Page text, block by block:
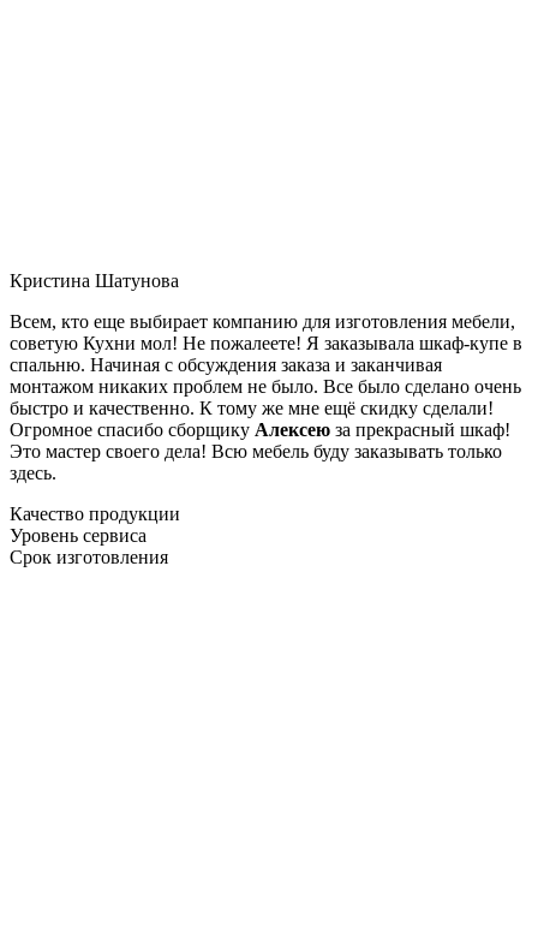
Кристина Шатунова
Всем, кто еще выбирает компанию для изготовления мебели,
советую Кухни мол! Не пожалеете! Я заказывала шкаф-купе в
спальню. Начиная с обсуждения заказа и заканчивая
монтажом никаких проблем не было. Все было сделано очень
быстро и качественно. К тому же мне ещё скидку сделали!
Огромное спасибо сборщику Алексею за прекрасный шкаф!
Это мастер своего дела! Всю мебель буду заказывать только
здесь.
Качество продукции
Уровень сервиса
Срок изготовления